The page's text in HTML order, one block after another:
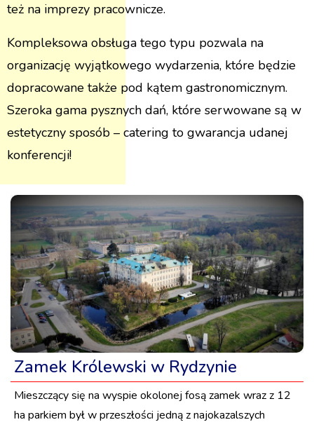
też na imprezy pracownicze.
Kompleksowa obsługa tego typu pozwala na
organizację wyjątkowego wydarzenia, które będzie
dopracowane także pod kątem gastronomicznym.
Szeroka gama pysznych dań, które serwowane są w
estetyczny sposób – catering to gwarancja udanej
konferencji!
Zamek Królewski w Rydzynie
Mieszczący się na wyspie okolonej fosą zamek wraz z 12
ha parkiem był w przeszłości jedną z najokazalszych